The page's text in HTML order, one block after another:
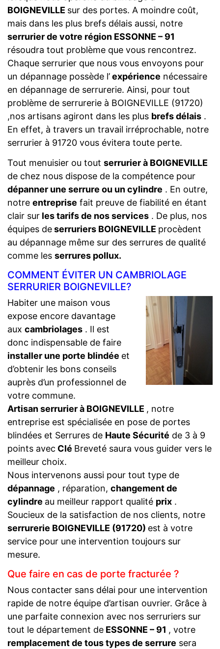
BOIGNEVILLE sur des portes. A moindre coût,
mais dans les plus brefs délais aussi, notre
serrurier de votre région ESSONNE – 91
résoudra tout problème que vous rencontrez.
Chaque serrurier que nous vous envoyons pour
un dépannage possède l’expérience nécessaire
en dépannage de serrurerie. Ainsi, pour tout
problème de serrurerie à BOIGNEVILLE (91720)
,nos artisans agiront dans les plus brefs délais .
En effet, à travers un travail irréprochable, notre
serrurier à 91720 vous évitera toute perte.
Tout menuisier ou tout serrurier à BOIGNEVILLE
de chez nous dispose de la compétence pour
dépanner une serrure ou un cylindre . En outre,
notre entreprise fait preuve de fiabilité en étant
clair sur les tarifs de nos services . De plus, nos
équipes deserruriers BOIGNEVILLE procèdent
au dépannage même sur des serrures de qualité
comme les serrures pollux.
COMMENT ÉVITER UN CAMBRIOLAGE
SERRURIER BOIGNEVILLE?
Habiter une maison vous
expose encore davantage
aux cambriolages . Il est
donc indispensable de faire
installer une porte blindée et
d’obtenir les bons conseils
auprès d’un professionnel de
votre commune.
Artisan serrurier à BOIGNEVILLE , notre
entreprise est spécialisée en pose de portes
blindées et Serrures de Haute Sécurité de 3 à 9
points avec Clé Breveté saura vous guider vers le
meilleur choix.
Nous intervenons aussi pour tout type de
dépannage , réparation, changement de
cylindre au meilleur rapport qualité prix .
Soucieux de la satisfaction de nos clients, notre
serrurerie BOIGNEVILLE (91720) est à votre
service pour une intervention toujours sur
mesure.
Que faire en cas de porte fracturée ?
Nous contacter sans délai pour une intervention
rapide de notre équipe d’artisan ouvrier. Grâce à
une parfaite connexion avec nos serruriers sur
tout le département de ESSONNE – 91 , votre
remplacement de tous types de serrure sera